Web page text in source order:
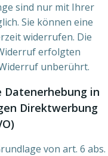
sind nur mit Ihrer
Sie können eine
widerrufen. Die
erfolgten
unberührt.
Datenerhebung in
Direktwerbung
von art. 6 abs.